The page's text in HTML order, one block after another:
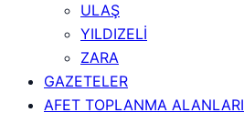
ULAŞ
YILDIZELİ
ZARA
GAZETELER
AFET TOPLANMA ALANLARI